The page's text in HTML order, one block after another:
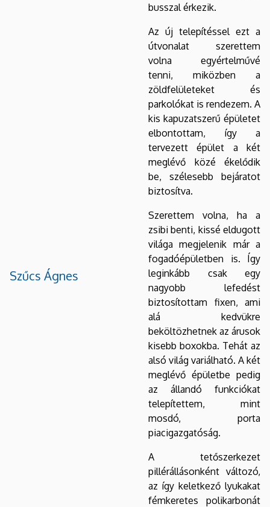
Szűcs Ágnes
busszal érkezik.
Az új telepítéssel ezt a
útvonalat szerettem
volna egyértelművé
tenni, miközben a
zöldfelületeket és
parkolókat is rendezem. A
kis kapuzatszerű épületet
elbontottam, így a
tervezett épület a két
meglévő közé ékelődik
be, szélesebb bejáratot
biztosítva.
Szerettem volna, ha a
zsibi benti, kissé eldugott
világa megjelenik már a
fogadóépületben is. Így
leginkább csak egy
nagyobb lefedést
biztosítottam fixen, ami
alá kedvükre
beköltözhetnek az árusok
kisebb boxokba. Tehát az
alsó világ variálható. A két
meglévő épületbe pedig
az állandó funkciókat
telepítettem, mint
mosdó, porta
piacigazgatóság.
A tetőszerkezet
pillérállásonként változó,
az így keletkező lyukakat
fémkeretes polikarbonát